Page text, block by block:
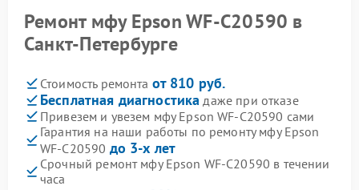
Ремонт мфу Epson WF-C20590 в
Санкт-Петербурге
Стоимость ремонта от 810 руб.
Бесплатная диагностика даже при отказе
Привезем и увезем мфу Epson WF-C20590 сами
Гарантия на наши работы по ремонту мфу Epson
WF-C20590 до 3-х лет
Срочный ремонт мфу Epson WF-C20590 в течении
часа